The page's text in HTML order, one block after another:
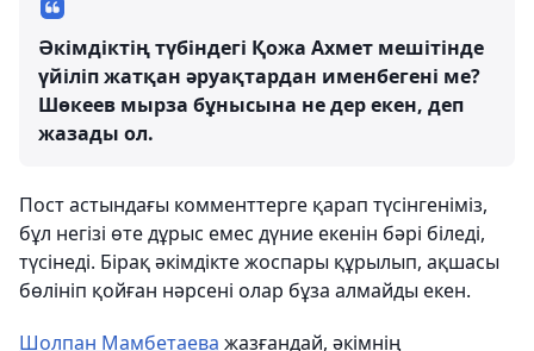
Әкімдіктің түбіндегі Қожа Ахмет мешітінде
үйіліп жатқан әруақтардан именбегені ме?
Шөкеев мырза бұнысына не дер екен, деп
жазады ол.
Пост астындағы комменттерге қарап түсінгеніміз,
бұл негізі өте дұрыс емес дүние екенін бәрі біледі,
түсінеді. Бірақ әкімдікте жоспары құрылып, ақшасы
бөлініп қойған нәрсені олар бұза алмайды екен.
Шолпан Мамбетаева жазғандай, әкімнің